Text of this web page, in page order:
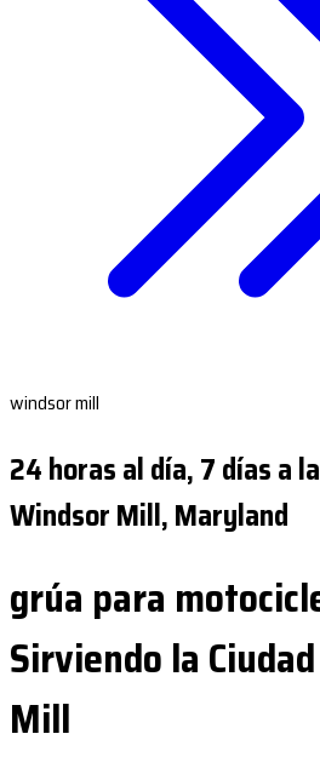
windsor mill
24 horas al día, 7 días a
Windsor Mill, Maryland
grúa para
Sirviendo la
Mill